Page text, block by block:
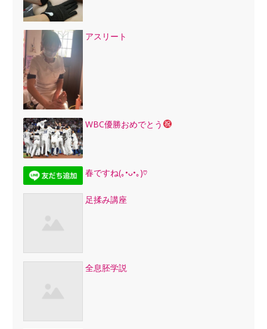
アスリート
WBC優勝おめでとう
春ですね(｡•ᴗ•｡)♡
足揉み講座
全息胚学説